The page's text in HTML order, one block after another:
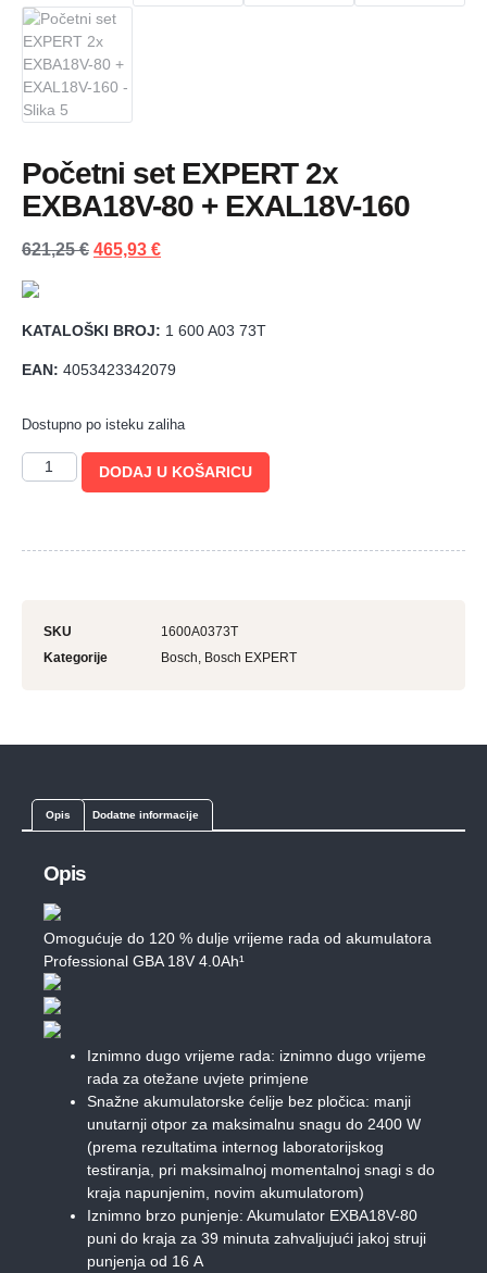
Početni set EXPERT 2x
EXBA18V-80 + EXAL18V-160
621,25€ 465,93 €
KATALOŠKI BROJ: 1 600 A03 73T
EAN: 4053423342079
Dostupno po isteku zaliha
DODAJ U KOŠARICU
SKU
1600A0373T
Kategorije
Bosch Bosch EXPERT
Opis Dodatne informacije
Opis
Omogućuje do 120 % dulje vrijeme rada od akumulatora
Professional GBA 18V 4.0Ah¹
Iznimno dugo vrijeme rada: iznimno dugo vrijeme
rada za otežane uvjete primjene
Snažne akumulatorske ćelije bez pločica: manji
unutarnji otpor za maksimalnu snagu do 2400 W
(prema rezultatima internog laboratorijskog
testiranja, pri maksimalnoj momentalnoj snagi s do
kraja napunjenim, novim akumulatorom)
Iznimno brzo punjenje: Akumulator EXBA18V-80
puni do kraja za 39 minuta zahvaljujući jakoj struji
punjenja od 16 A